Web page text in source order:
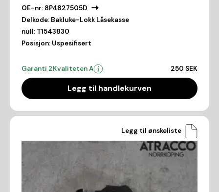
OE-nr: 8P4827505D
Delkode: Bakluke-Lokk Låsekasse
null: T1543830
Posisjon: Uspesifisert
Garanti 2Kvaliteten A 250 SEK
Legg til handlekurven
Legg til ønskeliste